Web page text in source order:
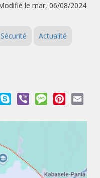
le mar, 06/08/2024
Sécurité Actualité
Skype Viber MessagePinterest